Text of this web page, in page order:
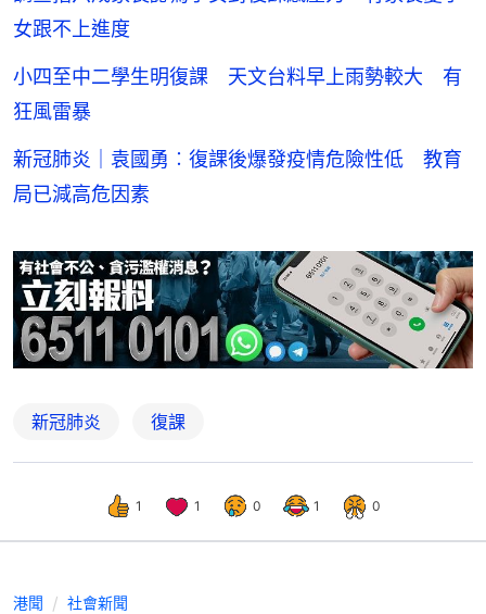
女跟不上進度
小四至中二學生明復課 天文台料早上雨勢較大 有
狂風雷暴
新冠肺炎｜袁國勇︰復課後爆發疫情危險性低 教育
局已減高危因素
新冠肺炎 復課
1 1 0 1 0
港聞 社會新聞